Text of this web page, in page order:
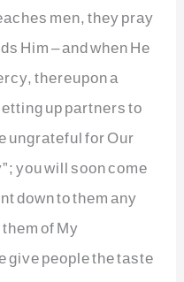
men, they pray
Him – and when He
thereupon a
up partners to
ungrateful for Our
you will soon come
down to them any
of My
give people the taste